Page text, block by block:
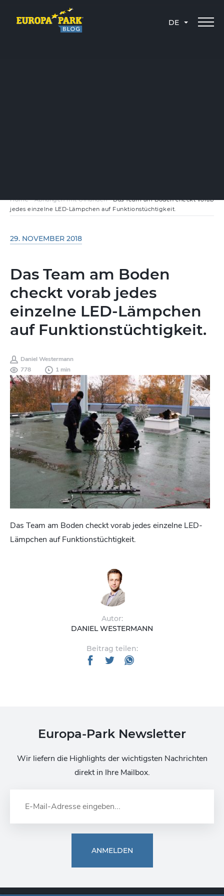
DE
Home-Abhängen mit Girlanden-Das Team am Boden checkt vorab
jedes einzelne LED-Lämpchen auf Funktionstüchtigkeit.
29. NOVEMBER 2018
Das Team am Boden
checkt vorab jedes
einzelne LED-Lämpchen
auf Funktionstüchtigkeit.
Daniel Westermann
778
1 min
Das Team am Boden checkt vorab jedes einzelne LED-
Lämpchen auf Funktionstüchtigkeit.
Autor:
DANIEL WESTERMANN
Beitrag teilen:
Europa-Park Newsletter
Wir liefern die Highlights der wichtigsten Nachrichten
direkt in Ihre Mailbox.
ANMELDEN